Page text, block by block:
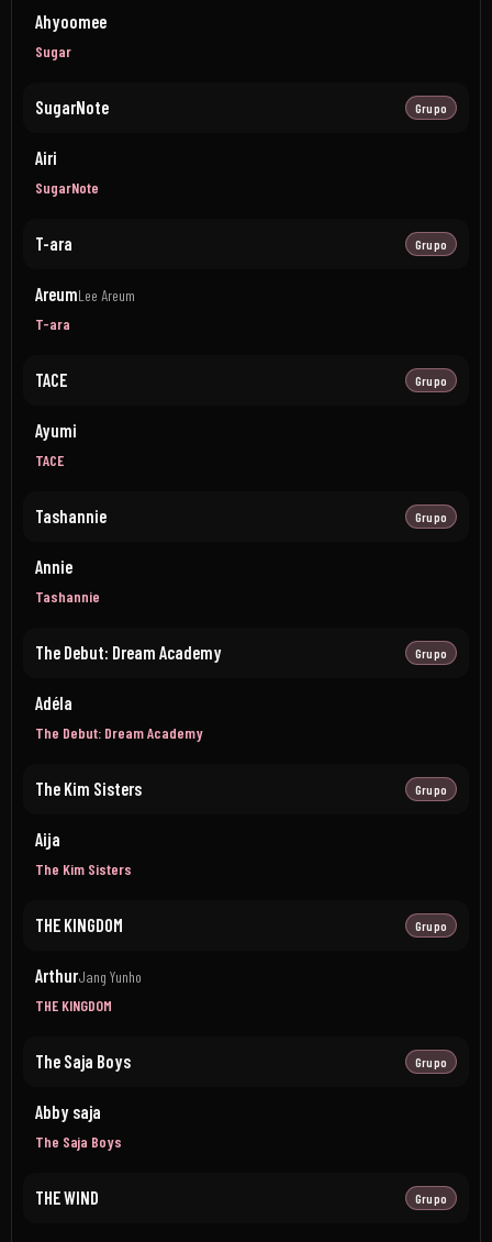
Ahyoomee
Sugar
SugarNote Grupo
Airi
SugarNote
T-ara Grupo
AreumLee Areum
T-ara
TACE Grupo
Ayumi
TACE
Tashannie Grupo
Annie
Tashannie
The Debut: Dream Academy Grupo
Adéla
The Debut: Dream Academy
The Kim Sisters Grupo
Aija
The Kim Sisters
THE KINGDOM Grupo
ArthurJang Yunho
THE KINGDOM
The Saja Boys Grupo
Abby saja
The Saja Boys
THE WIND Grupo